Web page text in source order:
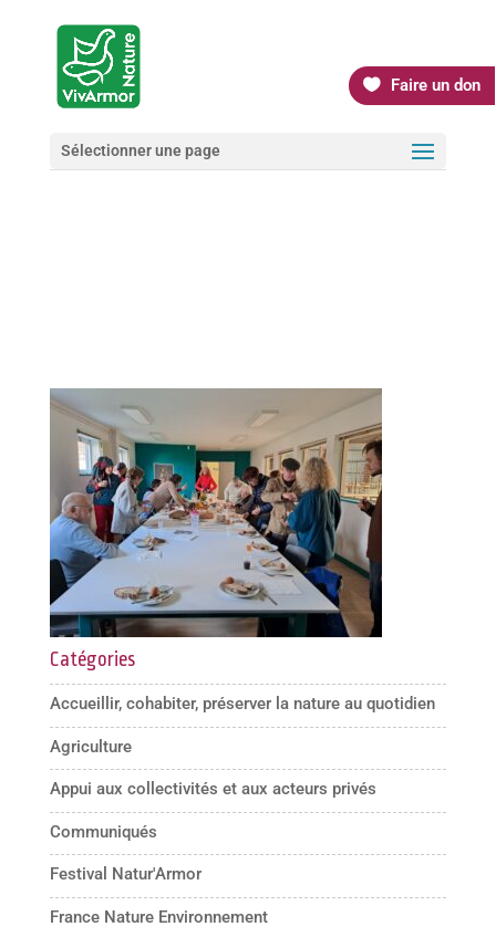
Faire un don
Sélectionner une page
Catégories
Accueillir, cohabiter, préserver la nature au quotidien
Agriculture
Appui aux collectivités et aux acteurs privés
Communiqués
Festival Natur'Armor
France Nature Environnement